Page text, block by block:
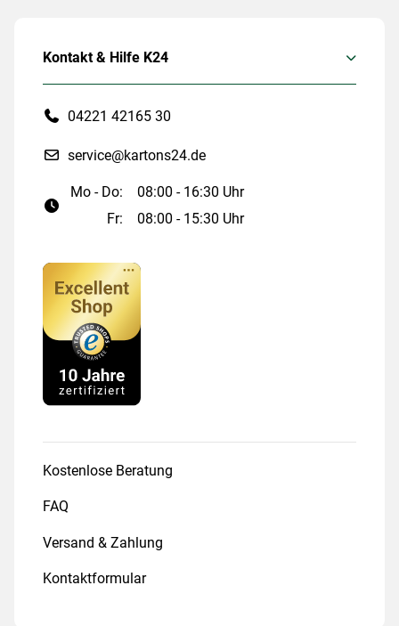
Kontakt & Hilfe K24
04221 42165 30
service@kartons24.de
Mo - Do:
08:00 - 16:30 Uhr
Fr:
08:00 - 15:30 Uhr
Kostenlose Beratung
FAQ
Versand & Zahlung
Kontaktformular